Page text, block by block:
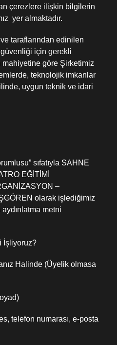
çerezlere ilişkin bilgilerin
yer almaktadır.
taraflarından edinilen
için gerekli
göre Şirketimiz
teknolojik imkanlar
uygun teknik ve idari
sıfatıyla SAHNE
EĞİTİMİ
–
olarak işlediğimiz
metni
İşliyoruz?
Halinde (Üyelik olmasa
telefon numarası, e-posta